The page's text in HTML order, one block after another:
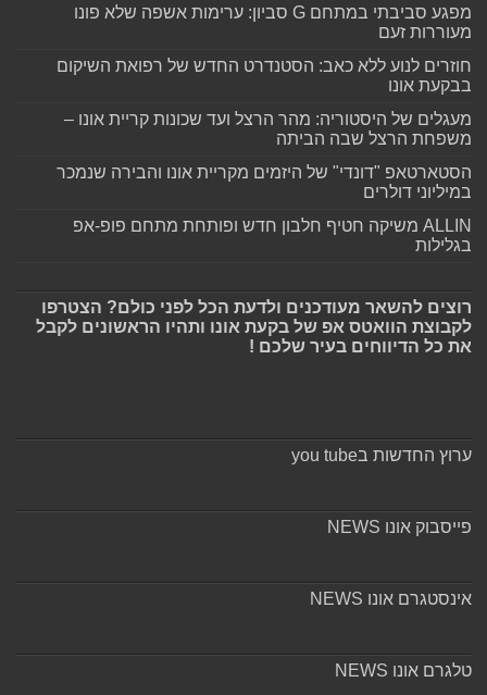
מפגע סביבתי במתחם G סביון: ערימות אשפה שלא פונו
מעוררות זעם
חוזרים לנוע ללא כאב: הסטנדרט החדש של רפואת השיקום
בבקעת אונו
מעגלים של היסטוריה: מהר הרצל ועד שכונות קריית אונו –
משפחת הרצל שבה הביתה
הסטארטאפ "דונדי" של היזמים מקריית אונו והבירה שנמכר
במיליוני דולרים
ALLIN משיקה חטיף חלבון חדש ופותחת מתחם פופ-אפ
בגלילות
רוצים להשאר מעודכנים ולדעת הכל לפני כולם? הצטרפו
לקבוצת הוואטס אפ של בקעת אונו ותהיו הראשונים לקבל
את כל הדיווחים בעיר שלכם !
ערוץ החדשות בyou tube
פייסבוק אונו NEWS
אינסטגרם אונו NEWS
טלגרם אונו NEWS